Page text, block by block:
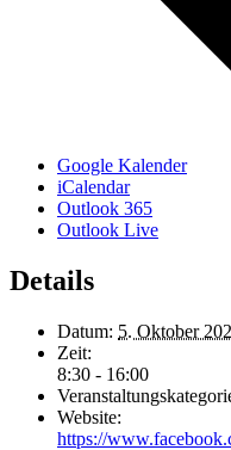
Google Kalender
iCalendar
Outlook 365
Outlook Live
Details
Datum: 5. Oktober
Zeit:
8:30 - 16:00
Website:
https://